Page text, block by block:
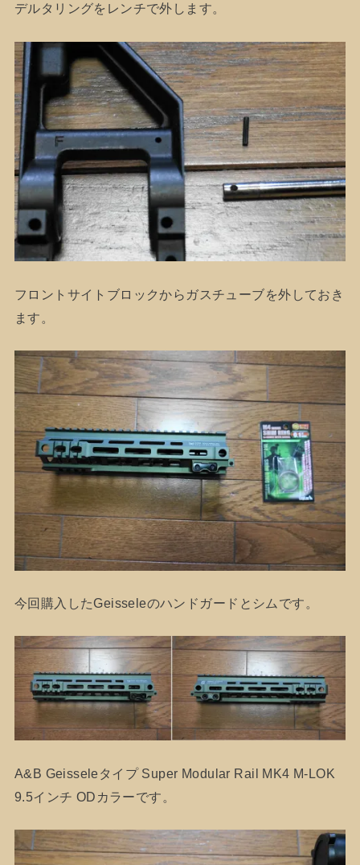
デルタリングをレンチで外します。
フロントサイトブロックからガスチューブを外しておき
ます。
今回購入したGeisseleのハンドガードとシムです。
A&B Geisseleタイプ Super Modular Rail MK4 M-LOK
9.5インチ ODカラーです。